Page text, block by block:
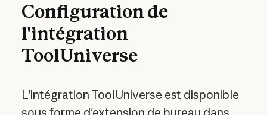
Configuration de
l'intégration
ToolUniverse
L'intégration ToolUniverse est disponible